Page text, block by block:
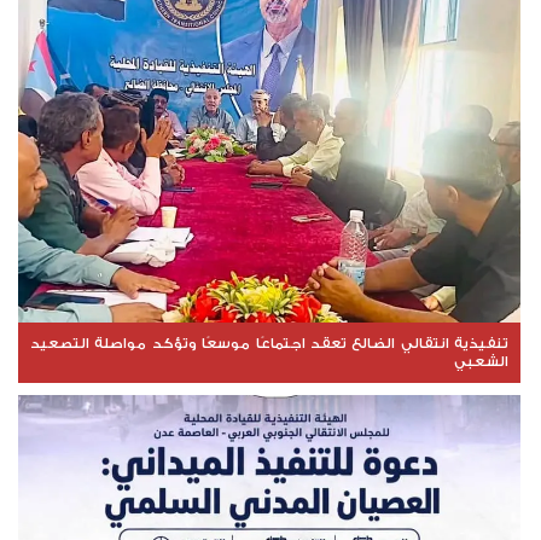
تنفيذية انتقالي الضالع تعقد اجتماعًا موسعًا وتؤكد مواصلة التصعيد
الشعبي